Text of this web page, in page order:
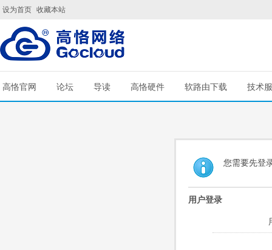
设为首页 收藏本站
高恪官网 论坛 导读 高恪硬件 软路由下载 技术
您需要先登
用户登录